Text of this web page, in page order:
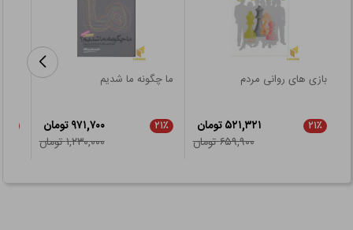
بازی های روانی مردم
۲۱٪
۵۲۱,۳۲۱ تومان
۶۵۹,۹۰۰ تومان
ما چگونه ما شدیم
۲۱٪
۹۷۱,۷۰۰ تومان
۱,۲۳۰,۰۰۰ تومان